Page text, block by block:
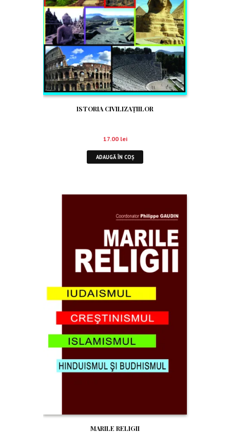
ISTORIA CIVILIZAŢIILOR
17.00 lei
ADAUGĂ ÎN COȘ
MARILE RELIGII